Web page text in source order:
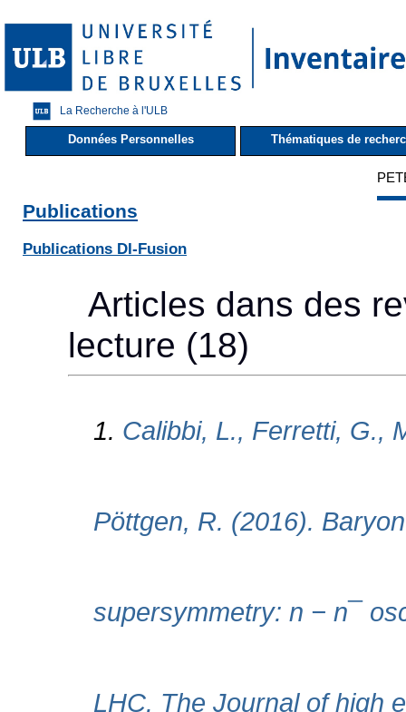
La Recherche à l'ULB
Données Personnelles Thématiques de
Publications
Publications DI-Fusion